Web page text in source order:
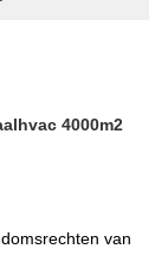
4000m2
van